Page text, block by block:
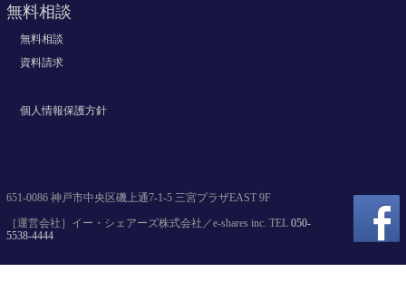
無料相談
無料相談
資料請求
個人情報保護方針
651-0086 神戸市中央区磯上通7-1-5 三宮プラザEAST 9F
［運営会社］イー・シェアーズ株式会社／e-shares inc. TEL 050-
5538-4444